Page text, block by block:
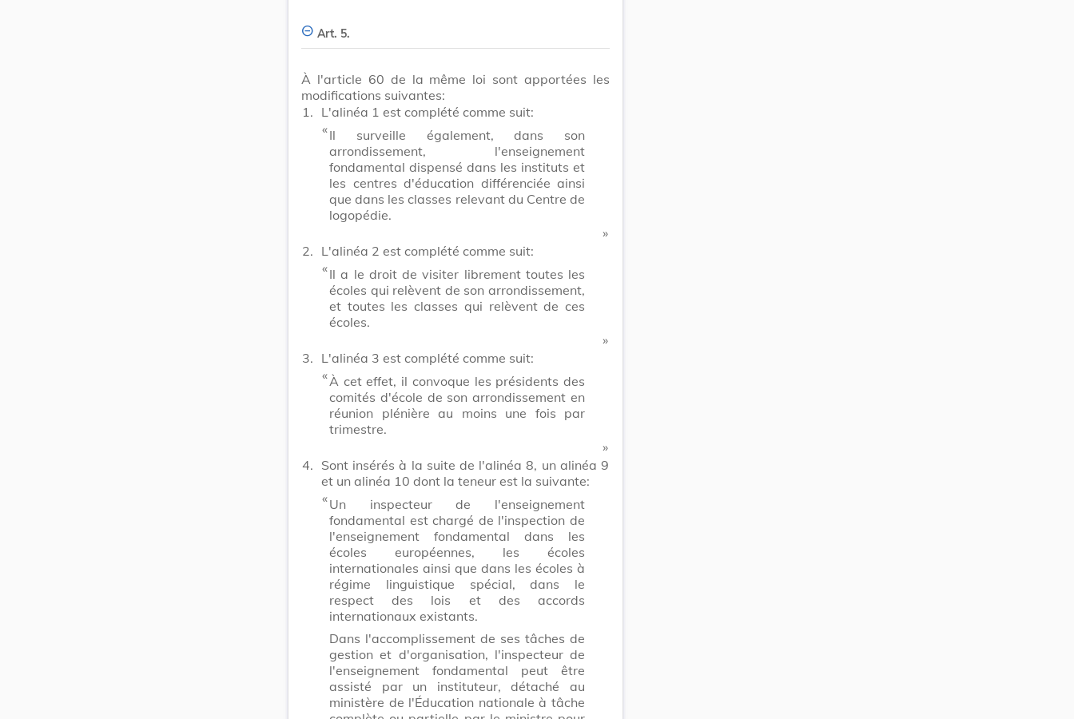
Art. 5.
À l'article 60 de la même loi sont apportées les
modifications suivantes:
1. L'alinéa 1 est complété comme suit:
​ «Il surveille également, dans son
arrondissement, l'enseignement
fondamental dispensé dans les instituts et
les centres d'éducation différenciée ainsi
que dans les classes relevant du Centre de
logopédie.
​ »
2. L'alinéa 2 est complété comme suit:
​ «Il a le droit de visiter librement toutes les
écoles qui relèvent de son arrondissement,
et toutes les classes qui relèvent de ces
écoles.
​ »
3. L'alinéa 3 est complété comme suit:
​ «À cet effet, il convoque les présidents des
comités d'école de son arrondissement en
réunion plénière au moins une fois par
trimestre.
​ »
4. Sont insérés à la suite de l'alinéa 8, un alinéa 9
et un alinéa 10 dont la teneur est la suivante:
​ «Un inspecteur de l'enseignement
fondamental est chargé de l'inspection de
l'enseignement fondamental dans les
écoles européennes, les écoles
internationales ainsi que dans les écoles à
régime linguistique spécial, dans le
respect des lois et des accords
internationaux existants.
Dans l'accomplissement de ses tâches de
gestion et d'organisation, l'inspecteur de
l'enseignement fondamental peut être
assisté par un instituteur, détaché au
ministère de l'Éducation nationale à tâche